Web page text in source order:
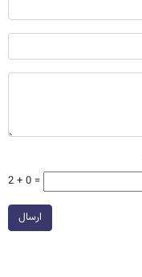
2 + 0 =
ارسال